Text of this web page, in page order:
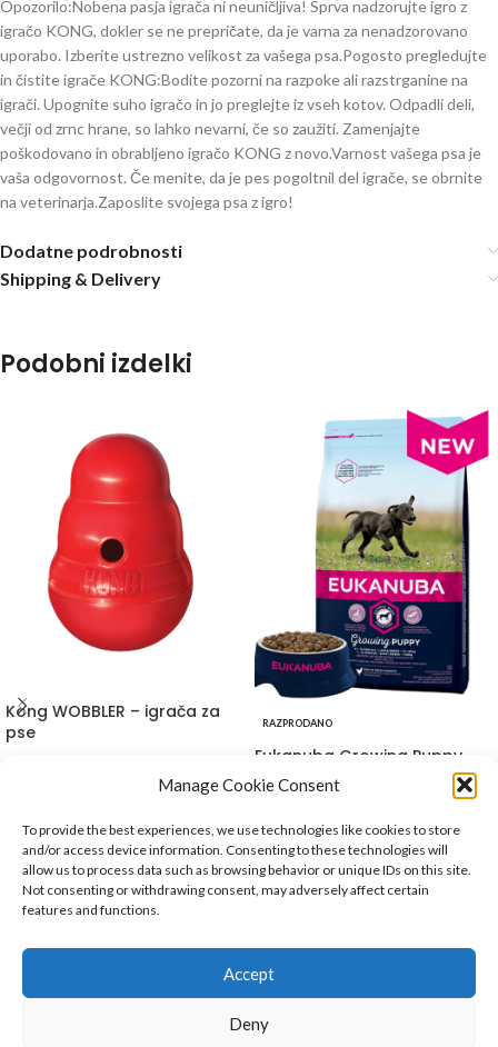
Manage Cookie Consent
To provide the best experiences, we use technologies like cookies to store
and/or access device information. Consenting to these technologies will
allow us to process data such as browsing behavior or unique IDs on this site.
Not consenting or withdrawing consent, may adversely affect certain
features and functions.
Accept
Deny
Opozorilo:Nobena pasja igrača ni neuničljiva! Sprva nadzorujte igro z
igračo KONG, dokler se ne prepričate, da je varna za nenadzorovano
uporabo. Izberite ustrezno velikost za vašega psa.Pogosto pregledujte
in čistite igrače KONG:Bodite pozorni na razpoke ali razstrganine na
igrači. Upognite suho igračo in jo preglejte iz vseh kotov. Odpadli deli,
večji od zrnc hrane, so lahko nevarni, če so zaužiti. Zamenjajte
poškodovano in obrabljeno igračo KONG z novo.Varnost vašega psa je
vaša odgovornost. Če menite, da je pes pogoltnil del igrače, se obrnite
na veterinarja.Zaposlite svojega psa z igro!
Dodatne podrobnosti
Shipping & Delivery
Podobni izdelki
Kong WOBBLER – igrača za
pse
Igrače, Kong
Psi
25.80€
priboljškov, ki vašega psa mentalno
stimulira in zabava. Ko vaš pes potiska,
nagiba in obrača
RAZPRODANO
Eukanuba Growing Puppy
LARGE 3kg
Hrana za pse,Dehidrirana hrana
Eukanuba
Psi
18.35€
KLJUČNE LASTNOSTI IZDELKA
pomagata zdravju prebave
imunost